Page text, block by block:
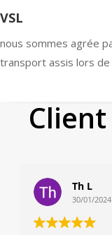
VSL
nous sommes agrée
transport assis lors
Th L
30/01/2024